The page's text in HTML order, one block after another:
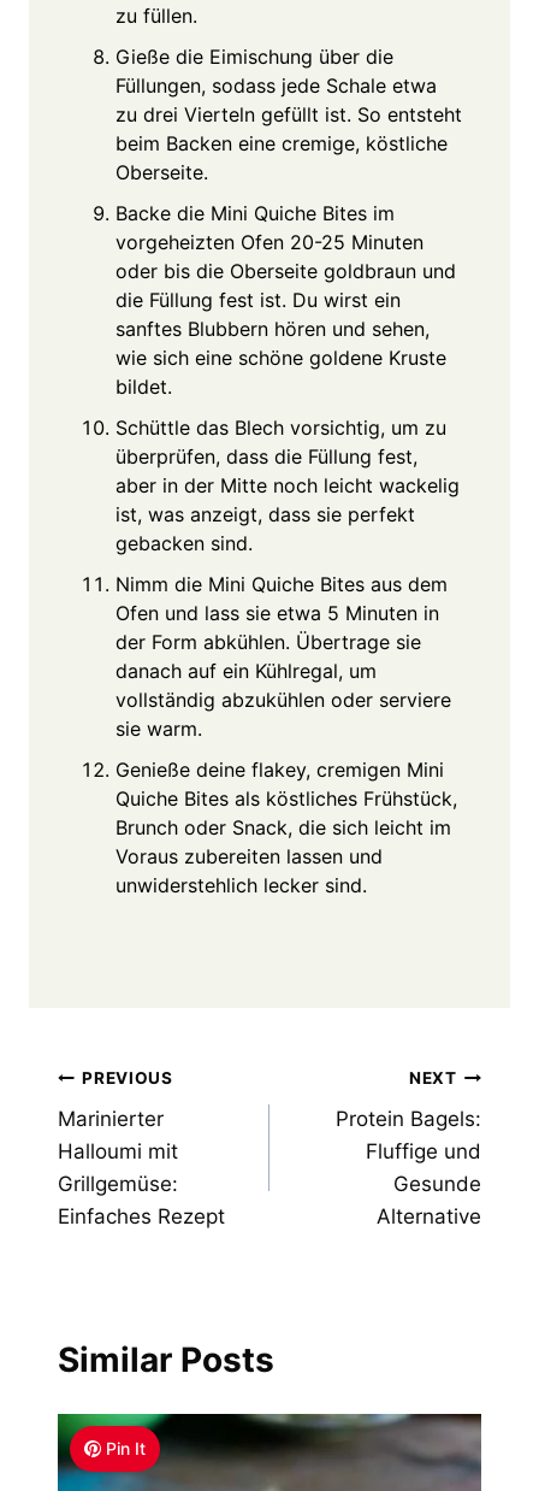
zu füllen.
Gieße die Eimischung über die
Füllungen, sodass jede Schale etwa
zu drei Vierteln gefüllt ist. So entsteht
beim Backen eine cremige, köstliche
Oberseite.
Backe die Mini Quiche Bites im
vorgeheizten Ofen 20-25 Minuten
oder bis die Oberseite goldbraun und
die Füllung fest ist. Du wirst ein
sanftes Blubbern hören und sehen,
wie sich eine schöne goldene Kruste
bildet.
Schüttle das Blech vorsichtig, um zu
überprüfen, dass die Füllung fest,
aber in der Mitte noch leicht wackelig
ist, was anzeigt, dass sie perfekt
gebacken sind.
Nimm die Mini Quiche Bites aus dem
Ofen und lass sie etwa 5 Minuten in
der Form abkühlen. Übertrage sie
danach auf ein Kühlregal, um
vollständig abzukühlen oder serviere
sie warm.
Genieße deine flakey, cremigen Mini
Quiche Bites als köstliches Frühstück,
Brunch oder Snack, die sich leicht im
Voraus zubereiten lassen und
unwiderstehlich lecker sind.
Post
navigation
PREVIOUS
Marinierter
Halloumi mit
Grillgemüse:
Einfaches Rezept
NEXT
Protein Bagels:
Fluffige und
Gesunde
Alternative
Similar Posts
Pin It